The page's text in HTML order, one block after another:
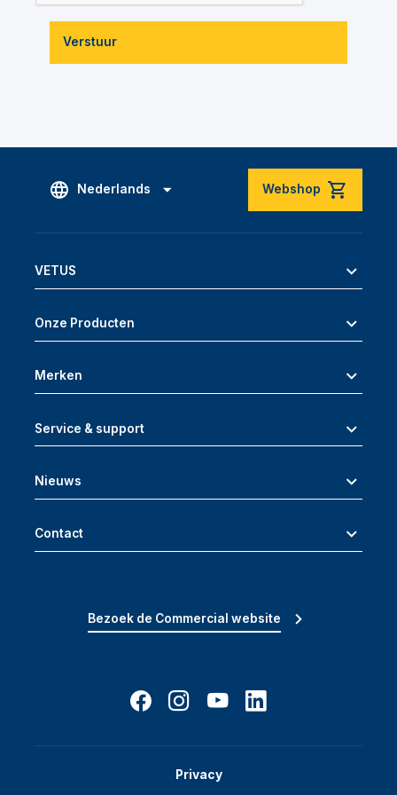
Verstuur
Nederlands Webshop
VETUS
Onze Producten
Merken
Service & support
Nieuws
Contact
Bezoek de Commercial website
Privacy